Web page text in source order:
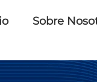
Sobre